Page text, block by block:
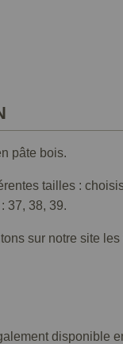
pâte bois.
tailles :
37, 38, 39.
sur notre site
disponible